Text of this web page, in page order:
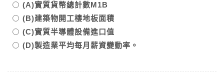
(A)實質貨幣總計數M1B
(B)建築物開工樓地板面積
(C)實質半導體設備進口值
(D)製造業平均每月薪資變動率。